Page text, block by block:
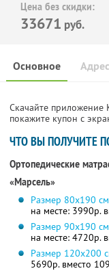
Цена без скидки:
33671 руб.
Основное
Скачайте приложение
покажите купон с
ЧТО ВЫ ПОЛУЧИТЕ
Ортопедические
«Марсель»
Размер 80х190
на месте: 3990р.
Размер 90х190
на месте: 4720р.
Размер 120х200
5690р. вместо